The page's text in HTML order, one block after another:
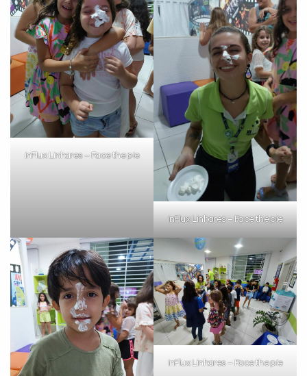
inFlux Linhares – Face the pie
inFlux Linhares – Face the pie
inFlux Linhares – Face the pie